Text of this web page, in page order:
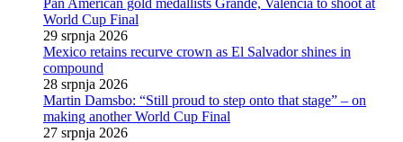
Pan American gold medallists Grande, Valencia to shoot at
World Cup Final
29 srpnja 2026
Mexico retains recurve crown as El Salvador shines in
compound
28 srpnja 2026
Martin Damsbo: “Still proud to step onto that stage” – on
making another World Cup Final
27 srpnja 2026